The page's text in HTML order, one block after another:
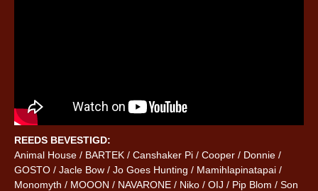
REEDS BEVESTIGD:
Animal House / BARTEK / Canshaker Pi / Cooper / Donnie /
GOSTO / Jacle Bow / Jo Goes Hunting / Mamihlapinatapai /
Monomyth / MOOON / NAVARONE / Niko / OIJ / Pip Blom / Son